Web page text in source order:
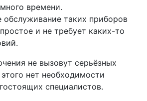
времени.
обслуживание таких приборов
и не требует каких-то
не вызовут серьёзных
нет необходимости
специалистов.